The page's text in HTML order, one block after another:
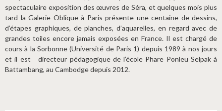
spectaculaire exposition des œuvres de Séra, et quelques mois plus
tard la Galerie Oblique à Paris présente une centaine de dessins,
d’étapes graphiques, de planches, d’aquarelles, en regard avec de
grandes toiles encore jamais exposées en France. Il est chargé de
cours à la Sorbonne (Université de Paris 1) depuis 1989 à nos jours
et il est directeur pédagogique de l’école Phare Ponleu Selpak à
Battambang, au Cambodge depuis 2012.